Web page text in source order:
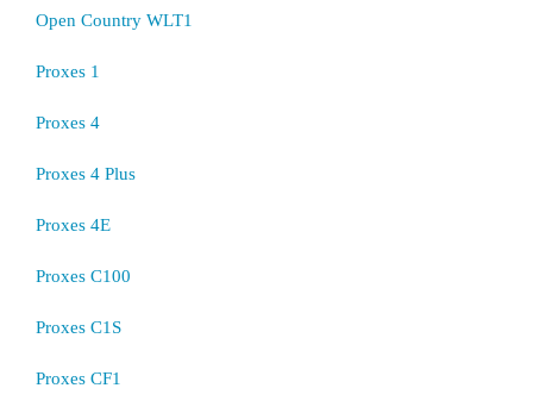
Open Country WLT1
Proxes 1
Proxes 4
Proxes 4 Plus
Proxes 4E
Proxes C100
Proxes C1S
Proxes CF1